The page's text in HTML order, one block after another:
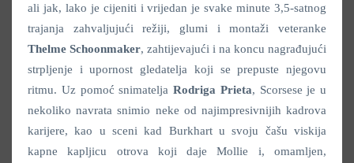
ali jak, lako je cijeniti i vrijedan je svake minute 3,5-satnog
trajanja zahvaljujući režiji, glumi i montaži veteranke
Thelme Schoonmaker, zahtijevajući i na koncu nagrađujući
strpljenje i upornost gledatelja koji se prepuste njegovu
ritmu. Uz pomoć snimatelja Rodriga Prieta, Scorsese je u
nekoliko navrata snimio neke od najimpresivnijih kadrova
karijere, kao u sceni kad Burkhart u svoju čašu viskija
kapne kapljicu otrova koji daje Mollie i, omamljen,